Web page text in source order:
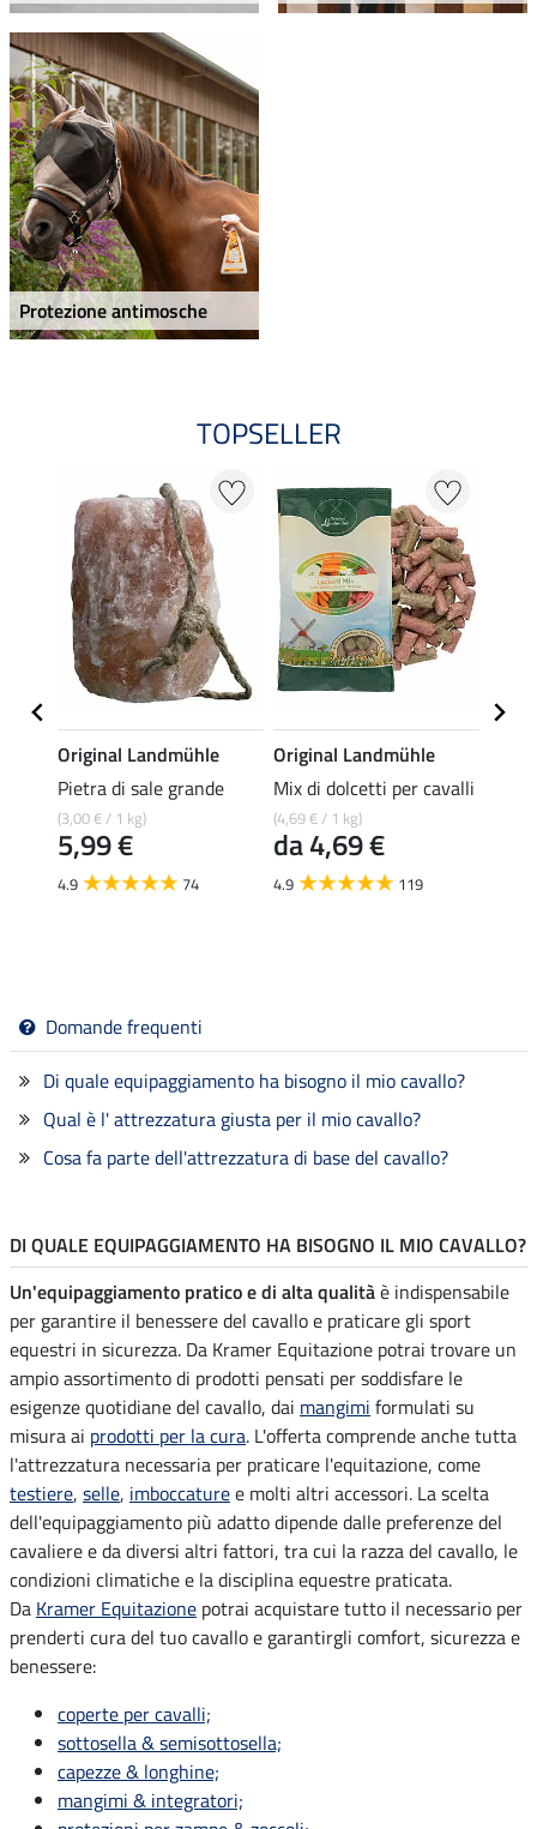
Protezione antimosche
TOPSELLER
Original Landmühle
Pietra di sale grande
(3,00 € / 1 kg)
5,99 €
4.9 74
Original Landmühle
Mix di dolcetti per cavalli
(4,69 € / 1 kg)
da 4,69 €
4.9 119
Domande frequenti
Di quale equipaggiamento ha bisogno il mio cavallo?
Qual è l' attrezzatura giusta per il mio cavallo?
Cosa fa parte dell'attrezzatura di base del cavallo?
DI QUALE EQUIPAGGIAMENTO HA BISOGNO IL MIO CAVALLO?
Un'equipaggiamento pratico e di alta qualitàè indispensabile
per garantire il benessere del cavallo e praticare gli sport
equestri in sicurezza. Da Kramer Equitazione potrai trovare un
ampio assortimento di prodotti pensati per soddisfare le
esigenze quotidiane del cavallo, dai mangimi formulati su
misura ai prodotti per la cura. L'offerta comprende anche tutta
l'attrezzatura necessaria per praticare l'equitazione, come
testiere, selle, imboccaturee molti altri accessori. La scelta
dell'equipaggiamento più adatto dipende dalle preferenze del
cavaliere e da diversi altri fattori, tra cui la razza del cavallo, le
condizioni climatiche e la disciplina equestre praticata.
Da Kramer Equitazione potrai acquistare tutto il necessario per
prenderti cura del tuo cavallo e garantirgli comfort, sicurezza e
benessere:
coperte per cavalli;
sottosella & semisottosella;
capezze & longhine;
mangimi & integratori;